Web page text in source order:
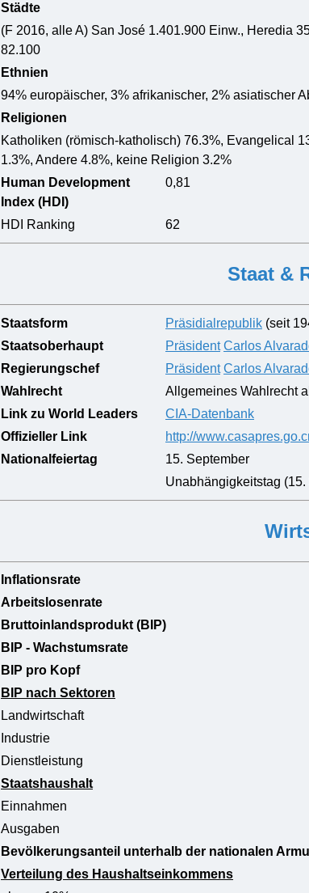
Städte
(F 2016, alle A) San José 1.401.900 Einw., Heredia
82.100
Ethnien
94% europäischer, 3% afrikanischer, 2% asiatischer
Religionen
Katholiken (römisch-katholisch) 76.3%, Evangelical
1.3%, Andere 4.8%, keine Religion 3.2%
Human Development
Index (HDI)
0,81
HDI Ranking 62
Staat &
Staatsform Präsidialrepublik (seit
Staatsoberhaupt
Präsident Carlos
Regierungschef
Präsident Carlos
Wahlrecht
Allgemeines Wahlrecht
Link zu World Leaders
CIA-Datenbank
Offizieller Link
http://
Nationalfeiertag
15. September
Unabhängigkeitstag
Inflationsrate
Arbeitslosenrate
Bruttoinlandsprodukt (BIP)
BIP - Wachstumsrate
BIP pro Kopf
BIP nach Sektoren
Landwirtschaft
Industrie
Dienstleistung
Staatshaushalt
Einnahmen
Ausgaben
Bevölkerungsanteil unterhalb der nationalen
Verteilung des Haushaltseinkommens